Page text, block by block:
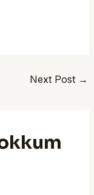
Next Post →